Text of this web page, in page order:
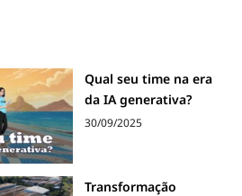
Qual seu time na era
da IA generativa?
30/09/2025
Transformação